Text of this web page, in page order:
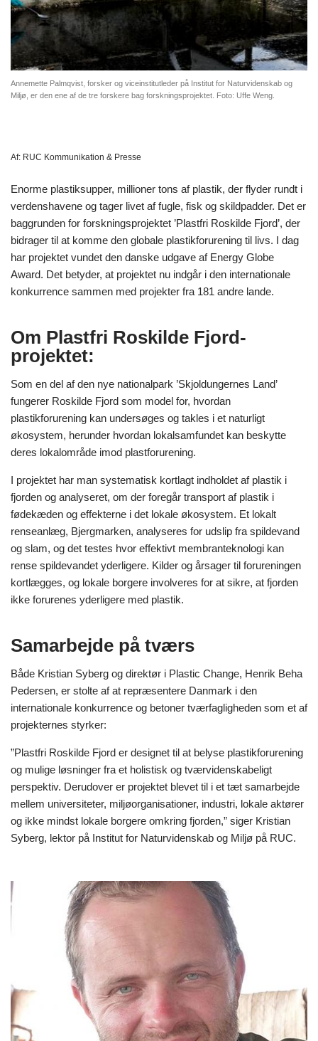
Annemette Palmqvist, forsker og viceinstitutleder på Institut for Naturvidenskab og
Miljø, er den ene af de tre forskere bag forskningsprojektet. Foto: Uffe Weng.
Af: RUC Kommunikation & Presse
Enorme plastiksupper, millioner tons af plastik, der flyder rundt i
verdenshavene og tager livet af fugle, fisk og skildpadder. Det er
baggrunden for forskningsprojektet ’Plastfri Roskilde Fjord’, der
bidrager til at komme den globale plastikforurening til livs. I dag
har projektet vundet den danske udgave af Energy Globe
Award. Det betyder, at projektet nu indgår i den internationale
konkurrence sammen med projekter fra 181 andre lande.
Om Plastfri Roskilde Fjord-
projektet:
Som en del af den nye nationalpark ’Skjoldungernes Land’
fungerer Roskilde Fjord som model for, hvordan
plastikforurening kan undersøges og takles i et naturligt
økosystem, herunder hvordan lokalsamfundet kan beskytte
deres lokalområde imod plastforurening.
I projektet har man systematisk kortlagt indholdet af plastik i
fjorden og analyseret, om der foregår transport af plastik i
fødekæden og effekterne i det lokale økosystem. Et lokalt
renseanlæg, Bjergmarken, analyseres for udslip fra spildevand
og slam, og det testes hvor effektivt membranteknologi kan
rense spildevandet yderligere. Kilder og årsager til forureningen
kortlægges, og lokale borgere involveres for at sikre, at fjorden
ikke forurenes yderligere med plastik.
Samarbejde på tværs
Både Kristian Syberg og direktør i Plastic Change, Henrik Beha
Pedersen, er stolte af at repræsentere Danmark i den
internationale konkurrence og betoner tværfagligheden som et af
projekternes styrker:
”Plastfri Roskilde Fjord er designet til at belyse plastikforurening
og mulige løsninger fra et holistisk og tværvidenskabeligt
perspektiv. Derudover er projektet blevet til i et tæt samarbejde
mellem universiteter, miljøorganisationer, industri, lokale aktører
og ikke mindst lokale borgere omkring fjorden,” siger Kristian
Syberg, lektor på Institut for Naturvidenskab og Miljø på RUC.